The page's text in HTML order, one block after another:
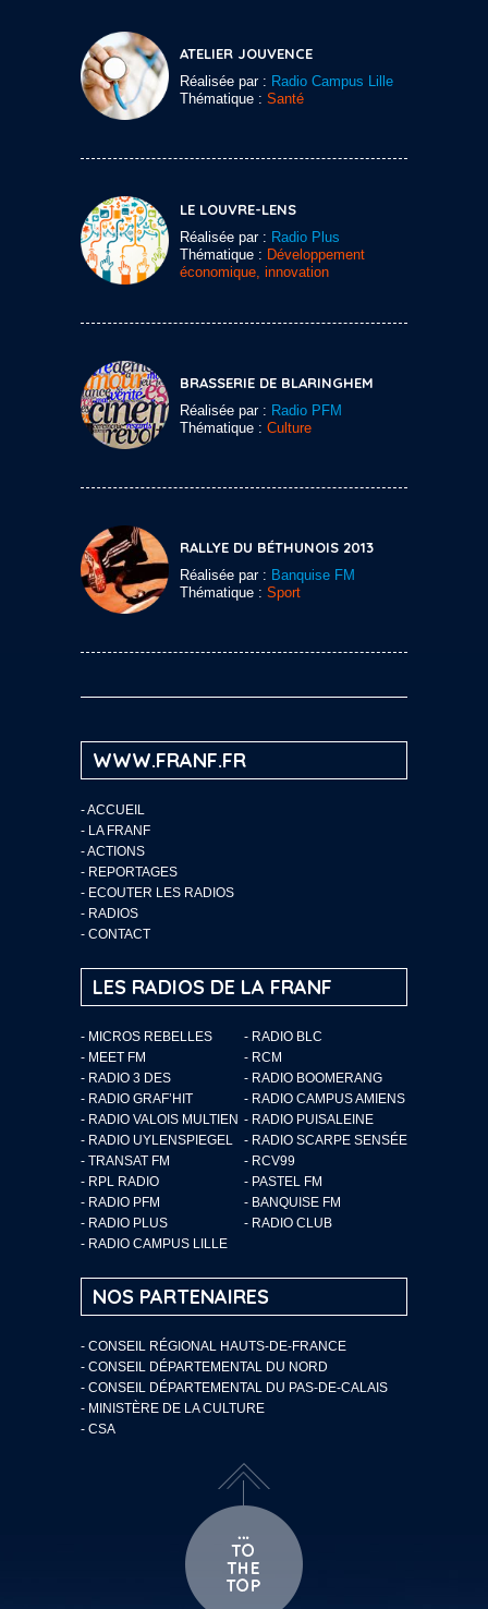
ATELIER JOUVENCE
Réalisée par : Radio Campus Lille
Thématique : Santé
LE LOUVRE-LENS
Réalisée par : Radio Plus
Thématique : Développement
économique, innovation
BRASSERIE DE BLARINGHEM
Réalisée par : Radio PFM
Thématique : Culture
RALLYE DU BÉTHUNOIS 2013
Réalisée par : Banquise FM
Thématique : Sport
WWW.FRANF.FR
-ACCUEIL
- LA FRANF
-ACTIONS
- REPORTAGES
- ECOUTER LES RADIOS
- RADIOS
- CONTACT
LES RADIOS DE LA FRANF
- MICROS REBELLES
- RADIO BLC
- MEET FM
- RCM
- RADIO 3 DES
- RADIO BOOMERANG
- RADIO GRAF’HIT
- RADIO CAMPUS AMIENS
- RADIO VALOIS MULTIEN - RADIO PUISALEINE
- RADIO UYLENSPIEGEL
- RADIO SCARPE SENSÉE
- TRANSAT FM
- RCV99
- RPL RADIO
- PASTEL FM
- RADIO PFM
- BANQUISE FM
- RADIO PLUS
- RADIO CLUB
- RADIO CAMPUS LILLE
NOS PARTENAIRES
- CONSEIL RÉGIONAL HAUTS-DE-FRANCE
- CONSEIL DÉPARTEMENTAL DU NORD
- CONSEIL DÉPARTEMENTAL DU PAS-DE-CALAIS
- MINISTÈRE DE LA CULTURE
- CSA